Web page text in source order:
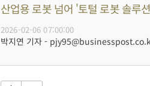
산업용 로봇 넘어 '토털 로봇 솔루
2026-02-06 07:00:00
박지연 기자 -